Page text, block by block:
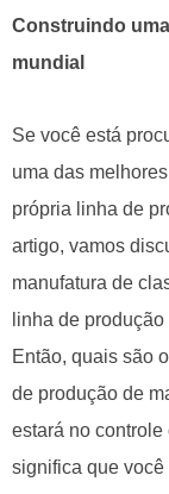
Construindo
mundial
Se você está
uma das
própria linha de
artigo, vamos
manufatura de
linha de
Então, quais são
de produção de
estará no
significa que